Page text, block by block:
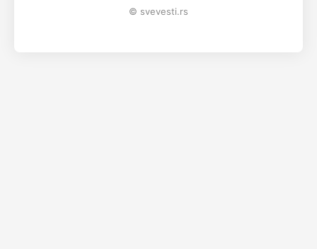
© svevesti.rs